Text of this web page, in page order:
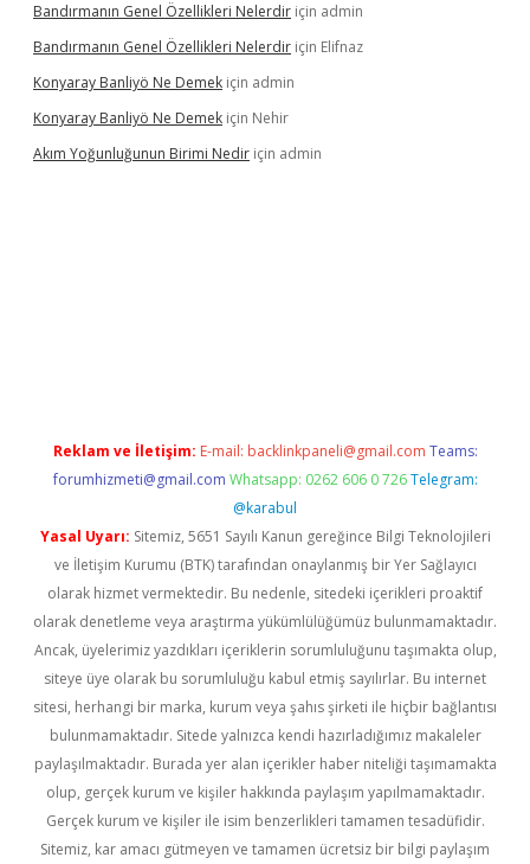
Bandırmanın Genel Özellikleri Nelerdir için admin
Bandırmanın Genel Özellikleri Nelerdir için Elifnaz
Konyaray Banliyö Ne Demek için admin
Konyaray Banliyö Ne Demek için Nehir
Akım Yoğunluğunun Birimi Nedir için admin
Reklam ve İletişim: E-mail: backlinkpaneli@gmail.com Teams:
forumhizmeti@gmail.com Whatsapp: 0262 606 0 726 Telegram:
@karabul
Yasal Uyarı: Sitemiz, 5651 Sayılı Kanun gereğince Bilgi Teknolojileri
ve İletişim Kurumu (BTK) tarafından onaylanmış bir Yer Sağlayıcı
olarak hizmet vermektedir. Bu nedenle, sitedeki içerikleri proaktif
olarak denetleme veya araştırma yükümlülüğümüz bulunmamaktadır.
Ancak, üyelerimiz yazdıkları içeriklerin sorumluluğunu taşımakta olup,
siteye üye olarak bu sorumluluğu kabul etmiş sayılırlar. Bu internet
sitesi, herhangi bir marka, kurum veya şahıs şirketi ile hiçbir bağlantısı
bulunmamaktadır. Sitede yalnızca kendi hazırladığımız makaleler
paylaşılmaktadır. Burada yer alan içerikler haber niteliği taşımamakta
olup, gerçek kurum ve kişiler hakkında paylaşım yapılmamaktadır.
Gerçek kurum ve kişiler ile isim benzerlikleri tamamen tesadüfidir.
Sitemiz, kar amacı gütmeyen ve tamamen ücretsiz bir bilgi paylaşım